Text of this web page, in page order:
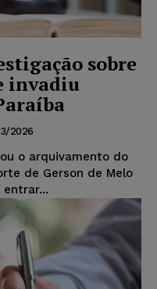
sobre
invadiu
2026
o arquivamento do
de Gerson de Melo
entrar...